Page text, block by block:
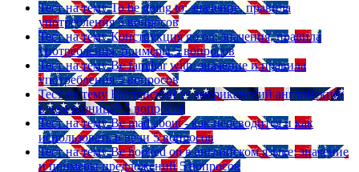
Тест на тему To be going to: значение, правила
употребления 5 вопросов
Тест на тему Конструкция go on: значения, правила
употребления, примеры 5 вопросов
Тест на тему Be familiar with: значение и правила
употребления 5 вопросов
Тест на тему Британский vs американский английский:
в чем разница? 5 вопросов
Тест на тему Be mad about - как переводится и как
использовать в речи 5 вопросов
Тест на тему Be hooked on в английском языке: значение
и примеры предложений 5 вопросов